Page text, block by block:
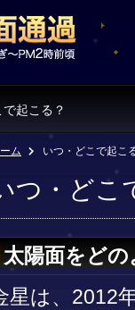
起こる？
ム いつ・どこで起こ
つ・どこ
太陽面をど
星は、2012